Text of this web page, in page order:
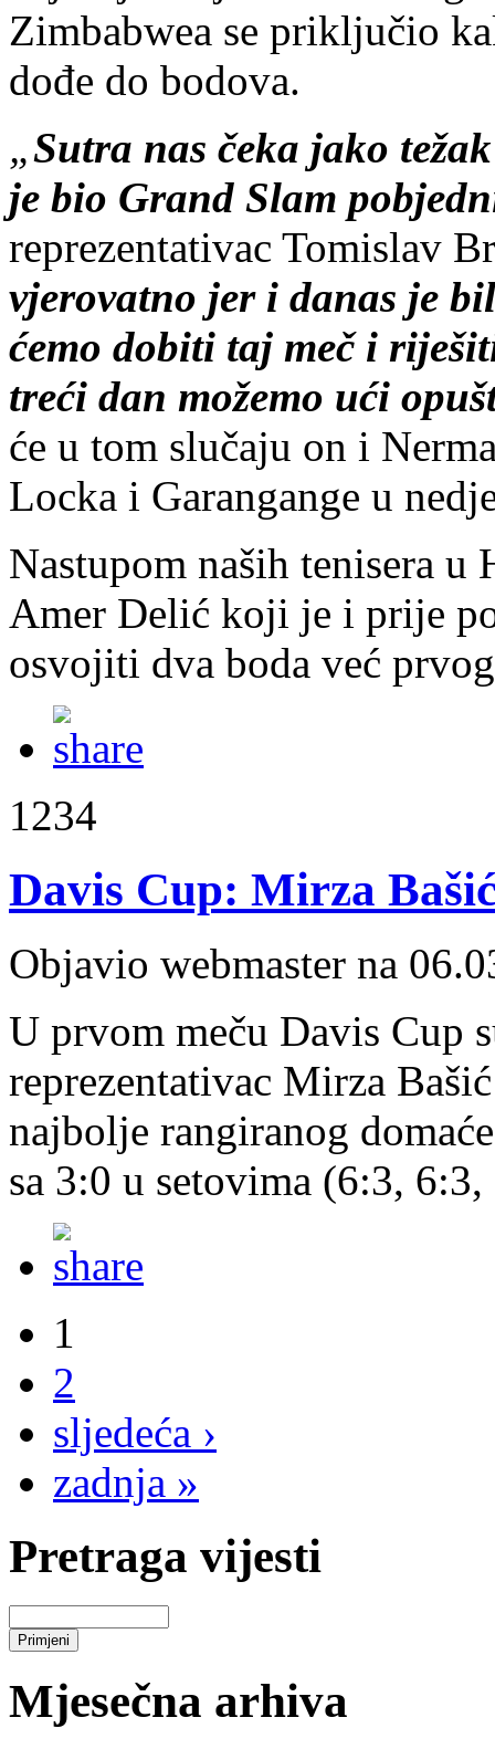
Zimbabwea se priključio
dođe do bodova.
„Sutra nas čeka jako
je bio Grand Slam
reprezentativac Tomislav
vjerovatno jer i danas je
ćemo dobiti taj meč i
treći dan možemo ući
će u tom slučaju on i
Locka i Garangange u
Nastupom naših tenisera u
Amer Delić koji je i prije
osvojiti dva boda već
1234
Davis Cup: Mirza
Objavio webmaster na
U prvom meču Davis Cup
reprezentativac Mirza
najbolje rangiranog
sa 3:0 u setovima (6:3,
1
2
sljedeća ›
zadnja »
Pretraga vijesti
Mjesečna arhiva